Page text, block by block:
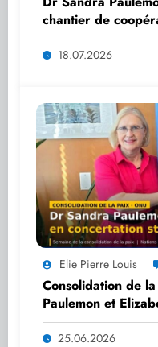
chantier de
Émirats arabes unis
18.07.2026
Elie Pierre Louis
Consolidation de
Paulemon et
concertation
25.06.2026